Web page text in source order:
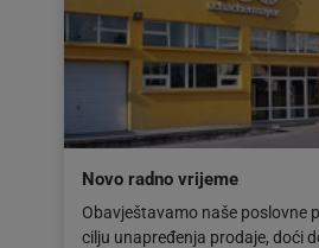
Novo radno vrijeme
Obavještavamo naše poslovne
cilju unapređenja prodaje, doći